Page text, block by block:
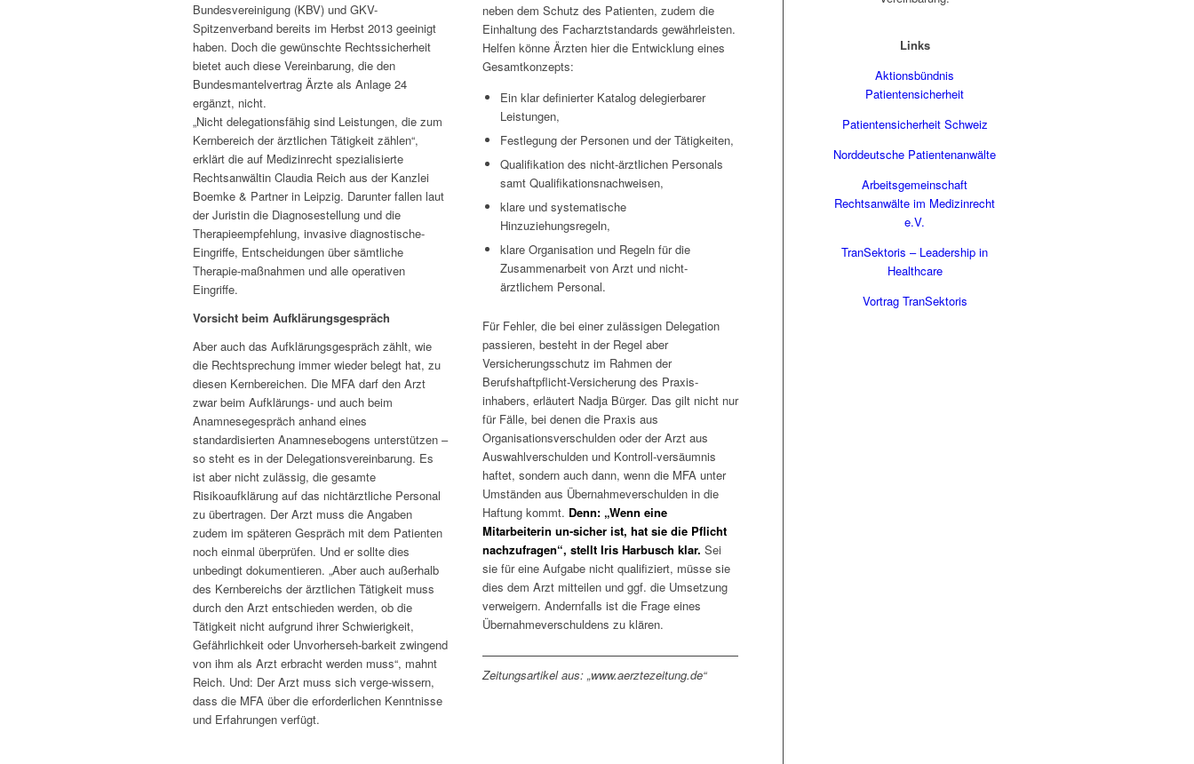
Bundesvereinigung (KBV) und GKV-
Spitzenverband bereits im Herbst 2013 geeinigt
haben. Doch die gewünschte Rechtssicherheit
bietet auch diese Vereinbarung, die den
Bundesmantelvertrag Ärzte als Anlage 24
ergänzt, nicht.
„Nicht delegationsfähig sind Leistungen, die zum
Kernbereich der ärztlichen Tätigkeit zählen“,
erklärt die auf Medizinrecht spezialisierte
Rechtsanwältin Claudia Reich aus der Kanzlei
Boemke & Partner in Leipzig. Darunter fallen laut
der Juristin die Diagnosestellung und die
Therapieempfehlung, invasive diagnostische-
Eingriffe, Entscheidungen über sämtliche
Therapie-maßnahmen und alle operativen
Eingriffe.
Vorsicht beim Aufklärungsgespräch
Aber auch das Aufklärungsgespräch zählt, wie
die Rechtsprechung immer wieder belegt hat, zu
diesen Kernbereichen. Die MFA darf den Arzt
zwar beim Aufklärungs- und auch beim
Anamnesegespräch anhand eines
standardisierten Anamnesebogens unterstützen –
so steht es in der Delegationsvereinbarung. Es
ist aber nicht zulässig, die gesamte
Risikoaufklärung auf das nichtärztliche Personal
zu übertragen. Der Arzt muss die Angaben
zudem im späteren Gespräch mit dem Patienten
noch einmal überprüfen. Und er sollte dies
unbedingt dokumentieren. „Aber auch außerhalb
des Kernbereichs der ärztlichen Tätigkeit muss
durch den Arzt entschieden werden, ob die
Tätigkeit nicht aufgrund ihrer Schwierigkeit,
Gefährlichkeit oder Unvorherseh-barkeit zwingend
von ihm als Arzt erbracht werden muss“, mahnt
Reich. Und: Der Arzt muss sich verge-wissern,
dass die MFA über die erforderlichen Kenntnisse
und Erfahrungen verfügt.
neben dem Schutz des Patienten, zudem die
Einhaltung des Facharztstandards gewährleisten.
Helfen könne Ärzten hier die Entwicklung eines
Gesamtkonzepts:
Ein klar definierter Katalog delegierbarer
Leistungen,
Festlegung der Personen und der Tätigkeiten,
Qualifikation des nicht-ärztlichen Personals
samt Qualifikationsnachweisen,
klare und systematische
Hinzuziehungsregeln,
klare Organisation und Regeln für die
Zusammenarbeit von Arzt und nicht-
ärztlichem Personal.
Für Fehler, die bei einer zulässigen Delegation
passieren, besteht in der Regel aber
Versicherungsschutz im Rahmen der
Berufshaftpflicht-Versicherung des Praxis-
inhabers, erläutert Nadja Bürger. Das gilt nicht nur
für Fälle, bei denen die Praxis aus
Organisationsverschulden oder der Arzt aus
Auswahlverschulden und Kontroll-versäumnis
haftet, sondern auch dann, wenn die MFA unter
Umständen aus Übernahmeverschulden in die
Haftung kommt. Denn: „Wenn eine
Mitarbeiterin un-sicher ist, hat sie die Pflicht
nachzufragen“, stellt Iris Harbusch klar. Sei
sie für eine Aufgabe nicht qualifiziert, müsse sie
dies dem Arzt mitteilen und ggf. die Umsetzung
verweigern. Andernfalls ist die Frage eines
Übernahmeverschuldens zu klären.
Zeitungsartikel aus: „www.aerztezeitung.de“
Links
Aktionsbündnis
Patientensicherheit
Patientensicherheit Schweiz
Norddeutsche Patientenanwälte
Arbeitsgemeinschaft
Rechtsanwälte im Medizinrecht
e.V.
TranSektoris – Leadership in
Healthcare
Vortrag TranSektoris